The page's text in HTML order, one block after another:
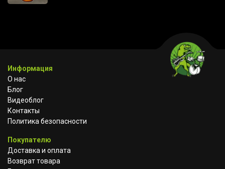
Информация
О нас
Блог
Видеоблог
Контакты
Политика безопасности
Покупателю
Доставка и оплата
Возврат товара